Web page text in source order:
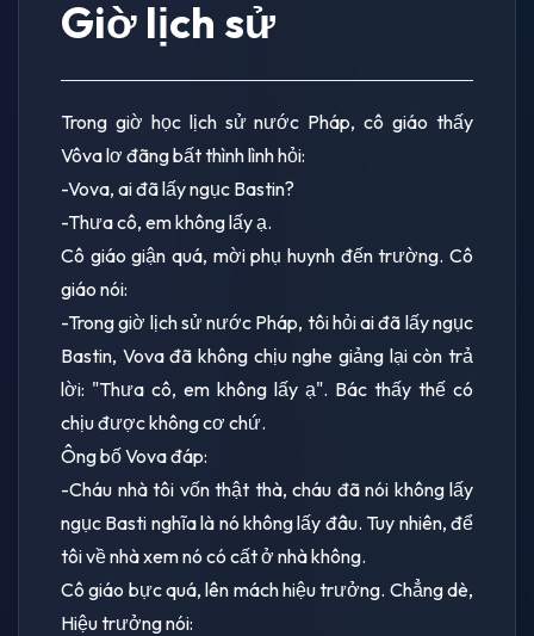
Giờ lịch sử
Trong giờ học lịch sử nước Pháp, cô giáo thấy
Vôva lơ đãng bất thình lình hỏi:
-Vova, ai đã lấy ngục Bastin?
-Thưa cô, em không lấy ạ.
Cô giáo giận quá, mời phụ huynh đến trường. Cô
giáo nói:
-Trong giờ lịch sử nước Pháp, tôi hỏi ai đã lấy ngục
Bastin, Vova đã không chịu nghe giảng lại còn trả
lời: "Thưa cô, em không lấy ạ". Bác thấy thế có
chịu được không cơ chứ.
Ông bố Vova đáp:
-Cháu nhà tôi vốn thật thà, cháu đã nói không lấy
ngục Basti nghĩa là nó không lấy đâu. Tuy nhiên, để
tôi về nhà xem nó có cất ở nhà không.
Cô giáo bực quá, lên mách hiệu trưởng. Chẳng dè,
Hiệu trưởng nói: